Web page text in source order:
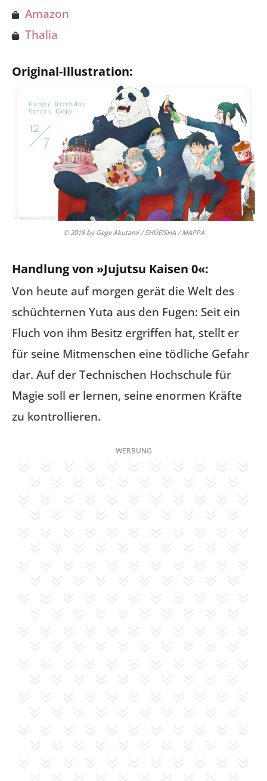
Amazon
Thalia
Original-Illustration:
© 2018 by Gege Akutami / SHŪEISHA / MAPPA
Handlung von »Jujutsu Kaisen 0«:
Von heute auf morgen gerät die Welt des
schüchternen Yuta aus den Fugen: Seit ein
Fluch von ihm Besitz ergriffen hat, stellt er
für seine Mitmenschen eine tödliche Gefahr
dar. Auf der Technischen Hochschule für
Magie soll er lernen, seine enormen Kräfte
zu kontrollieren.
WERBUNG